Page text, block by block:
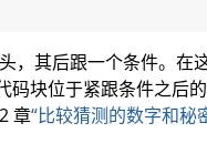
，其后跟一个条件。在
块位于紧跟条件之后的
章“比较猜测的数字和秘